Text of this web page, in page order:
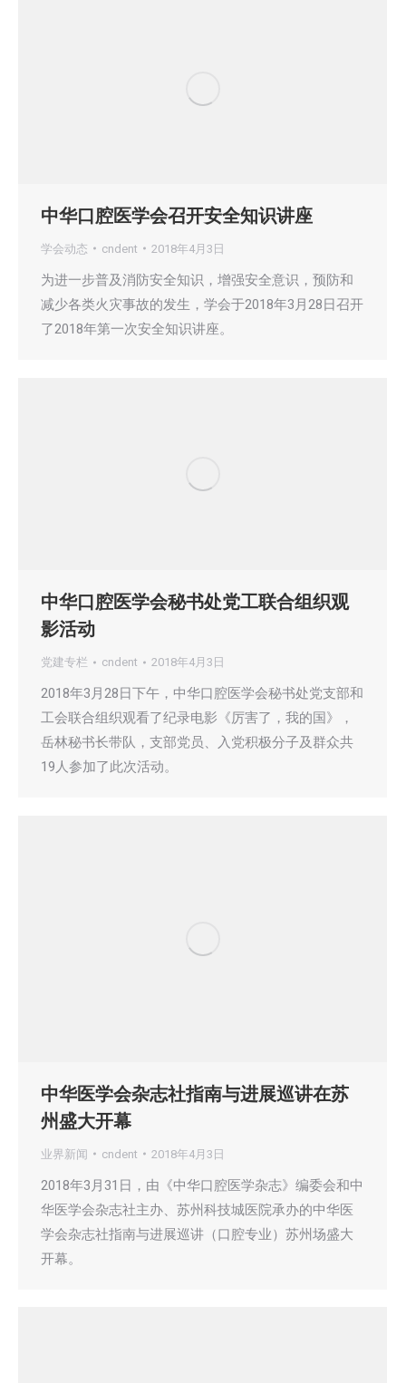
中华口腔医学会召开安全知识讲座
学会动态 cndent 2018年4月3日
为进一步普及消防安全知识，增强安全意识，预防和
减少各类火灾事故的发生，学会于2018年3月28日召开
了2018年第一次安全知识讲座。
中华口腔医学会秘书处党工联合组织观
影活动
党建专栏 cndent 2018年4月3日
2018年3月28日下午，中华口腔医学会秘书处党支部和
工会联合组织观看了纪录电影《厉害了，我的国》，
岳林秘书长带队，支部党员、入党积极分子及群众共
19人参加了此次活动。
中华医学会杂志社指南与进展巡讲在苏
州盛大开幕
业界新闻 cndent 2018年4月3日
2018年3月31日，由《中华口腔医学杂志》编委会和中
华医学会杂志社主办、苏州科技城医院承办的中华医
学会杂志社指南与进展巡讲（口腔专业）苏州场盛大
开幕。